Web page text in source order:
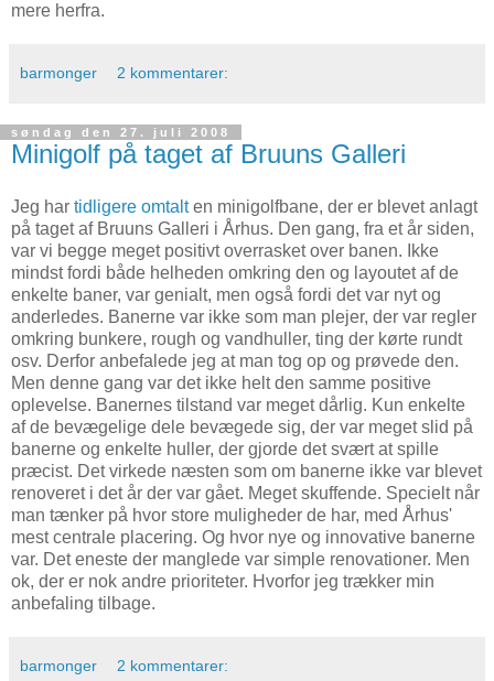
mere herfra.
barmonger 2 kommentarer:
søndag den 27. juli 2008
Minigolf på taget af Bruuns Galleri
Jeg har tidligere omtalten minigolfbane, der er blevet anlagt
på taget af Bruuns Galleri i Århus. Den gang, fra et år siden,
var vi begge meget positivt overrasket over banen. Ikke
mindst fordi både helheden omkring den og layoutet af de
enkelte baner, var genialt, men også fordi det var nyt og
anderledes. Banerne var ikke som man plejer, der var regler
omkring bunkere, rough og vandhuller, ting der kørte rundt
osv. Derfor anbefalede jeg at man tog op og prøvede den.
Men denne gang var det ikke helt den samme positive
oplevelse. Banernes tilstand var meget dårlig. Kun enkelte
af de bevægelige dele bevægede sig, der var meget slid på
banerne og enkelte huller, der gjorde det svært at spille
præcist. Det virkede næsten som om banerne ikke var blevet
renoveret i det år der var gået. Meget skuffende. Specielt når
man tænker på hvor store muligheder de har, med Århus'
mest centrale placering. Og hvor nye og innovative banerne
var. Det eneste der manglede var simple renovationer. Men
ok, der er nok andre prioriteter. Hvorfor jeg trækker min
anbefaling tilbage.
barmonger 2 kommentarer: